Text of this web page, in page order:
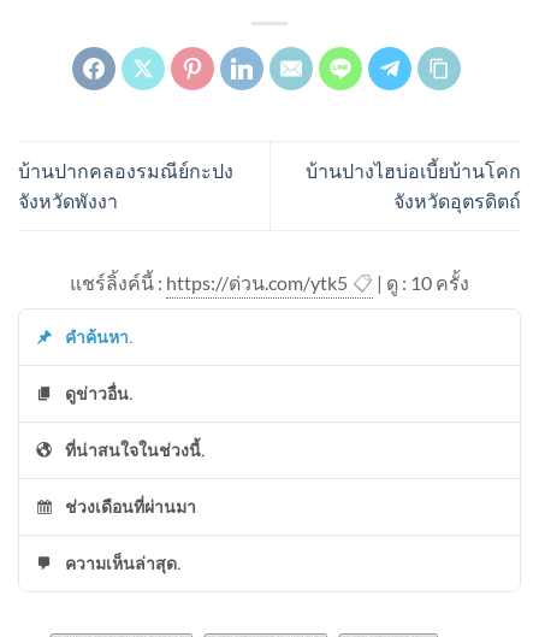
บ้านปากคลองรมณีย์กะปง
จังหวัดพังงา
บ้านปางไฮบ่อเบี้ยบ้านโคก
จังหวัดอุตรดิตถ์
แชร์ลิ้งค์นี้ : https://ด่วน.com/ytk5 📋 | ดู : 10 ครั้ง
คำค้นหา.
ดูข่าวอื่น.
ที่น่าสนใจในช่วงนี้.
ช่วงเดือนที่ผ่านมา
ความเห็นล่าสุด.